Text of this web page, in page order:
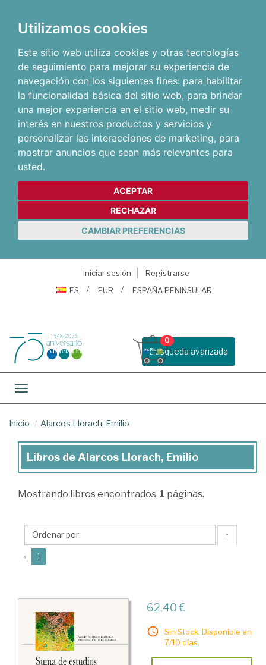
Utilizamos cookies
Este sitio web utiliza cookies y otras tecnologías
de seguimiento para mejorar su experiencia de
navegación con los siguientes fines: para habilitar
la funcionalidad básica del sitio web, para brindar
una mejor experiencia en el sitio web, medir su
interés en nuestros productos y servicios y
personalizar las interacciones de marketing, para
mostrar anuncios que sean más relevantes para
usted.
ACEPTAR
RECHAZAR
CAMBIAR PREFERENCIAS
Iniciar sesión
Registrarse
ES
EUR ESPAÑA PENINSULAR
Busqueda avanzada
0
Toggle navigation
Inicio Alarcos Llorach, Emilio
Libros
Alarcos
Emilio
Libros de Alarcos Llorach, Emilio
Mostrando libros encontrados. 1 páginas.
↑
« 1
62,40 €
Sin Stock. Disponible en
7/10 días.